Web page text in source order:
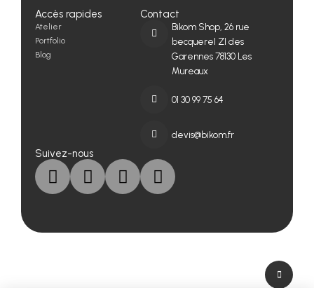
Accès rapides
Atelier
Portfolio
Blog
Contact
Bikom Shop, 26 rue
becquerel ZI des
Garennes 78130 Les
Mureaux
01 30 99 75 64
devis@bikom.fr
Suivez-nous